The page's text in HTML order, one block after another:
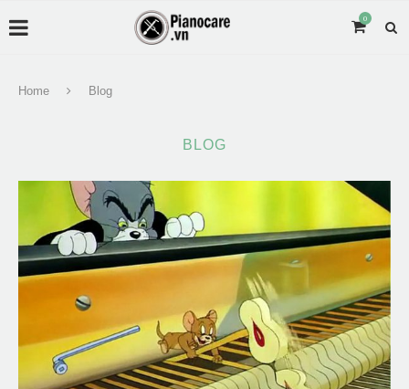
0
Home Blog
BLOG